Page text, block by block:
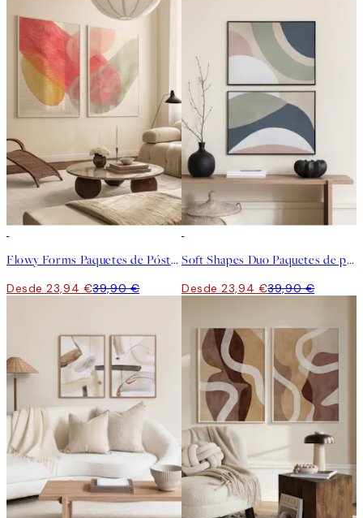
Flowy Forms Paquetes de Pósters
Desde 23,94 €39,90 €
Soft Shapes Duo Paquetes de pósters
Desde 23,94 €39,90 €